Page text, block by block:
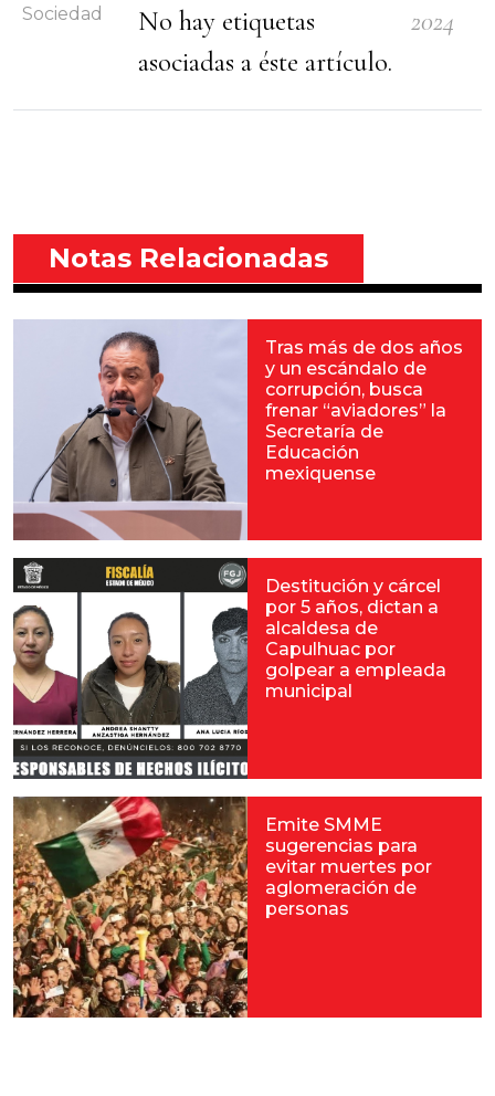
Sociedad
No hay etiquetas
asociadas a éste artículo.
2024
Notas Relacionadas
Tras más de dos años
y un escándalo de
corrupción, busca
frenar “aviadores” la
Secretaría de
Educación
mexiquense
Destitución y cárcel
por 5 años, dictan a
alcaldesa de
Capulhuac por
golpear a empleada
municipal
Emite SMME
sugerencias para
evitar muertes por
aglomeración de
personas